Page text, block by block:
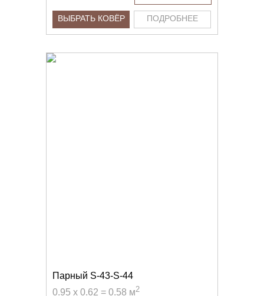
ВЫБРАТЬ КОВЁР ПОДРОБНЕЕ
Парный S-43-S-44
0.95 x 0.62 = 0.58 м2